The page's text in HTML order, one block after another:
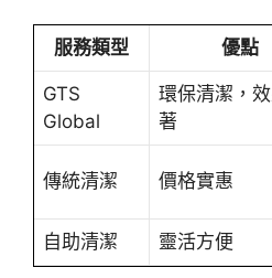
服務類型 優點
GTS
Global
環保清潔，
著
傳統清潔 價格實惠
自助清潔 靈活方便